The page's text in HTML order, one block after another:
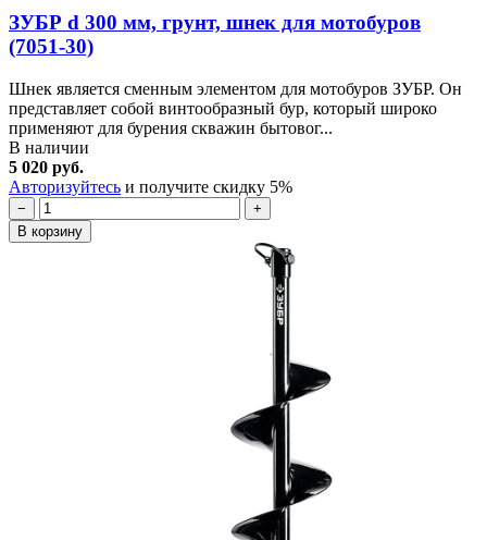
ЗУБР d 300 мм, грунт, шнек для мотобуров
(7051-30)
Шнек является сменным элементом для мотобуров ЗУБР. Он
представляет собой винтообразный бур, который широко
применяют для бурения скважин бытовог...
В наличии
5 020 руб.
Авторизуйтесь и получите скидку 5%
−
+
В корзину